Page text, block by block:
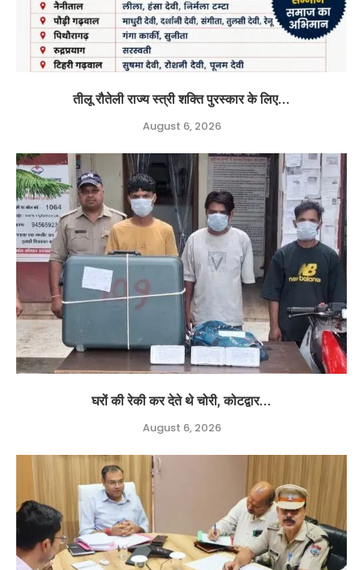
तीलू रौतेली राज्य स्त्री शक्ति पुरस्कार के लिए...
August 6, 2026
घरों की रेकी कर देते थे चोरी, कोटद्वार...
August 6, 2026